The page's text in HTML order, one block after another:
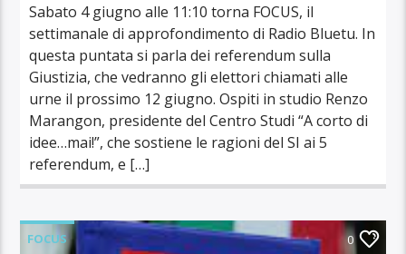
Sabato 4 giugno alle 11:10 torna FOCUS, il
settimanale di approfondimento di Radio Bluetu. In
questa puntata si parla dei referendum sulla
Giustizia, che vedranno gli elettori chiamati alle
urne il prossimo 12 giugno. Ospiti in studio Renzo
Marangon, presidente del Centro Studi “A corto di
idee…mai!”, che sostiene le ragioni del SI ai 5
referendum, e […]
FOCUS 0